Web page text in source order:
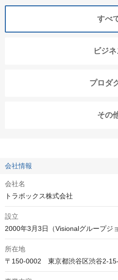
すべ
ビジネ
プロダ
その
会社情報
会社名
トラボックス株式会社
設立
2000年3月3日（Visionalグループジ
所在地
〒150-0002　東京都渋谷区渋谷2-